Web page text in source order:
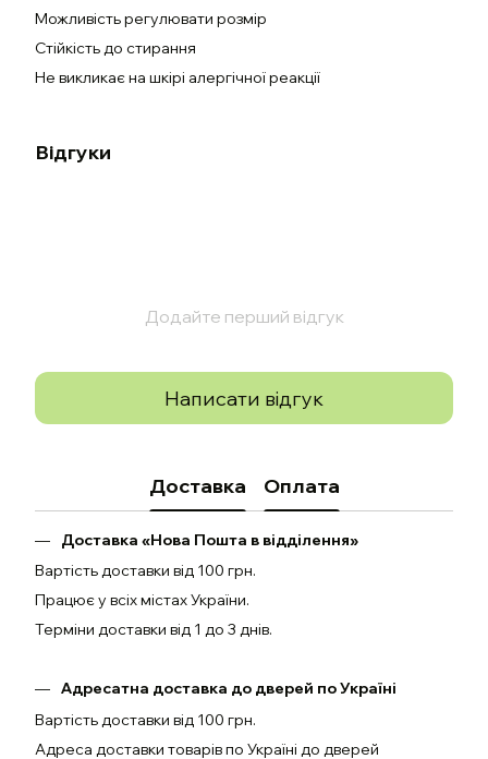
Можливість регулювати розмір
Стійкість до стирання
Не викликає на шкірі алергічної реакції
Відгуки
Додайте перший відгук
Написати відгук
Доставка Оплата
Доставка «Нова Пошта в відділення»
Вартість доставки від 100 грн.
Працює у всіх містах України.
Терміни доставки від 1 до 3 днів.
Адресатна доставка до дверей по Україні
Вартість доставки від 100 грн.
Адреса доставки товарів по Україні до дверей